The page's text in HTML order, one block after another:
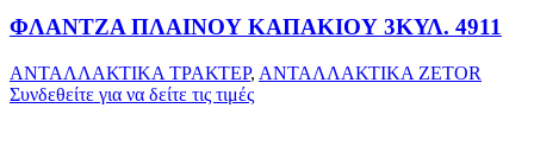
ΦΛΑΝΤΖΑ ΠΛΑΙΝΟΥ ΚΑΠΑΚΙΟΥ 3ΚΥΛ. 4911
ΑΝΤΑΛΛΑΚΤΙΚΑ ΤΡΑΚΤΕΡ, ΑΝΤΑΛΛΑΚΤΙΚΑ ZETOR
Συνδεθείτε για να δείτε τις τιμές